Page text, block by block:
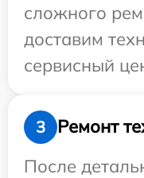
сложного
доставим
сервисный
3
Ремонт
После